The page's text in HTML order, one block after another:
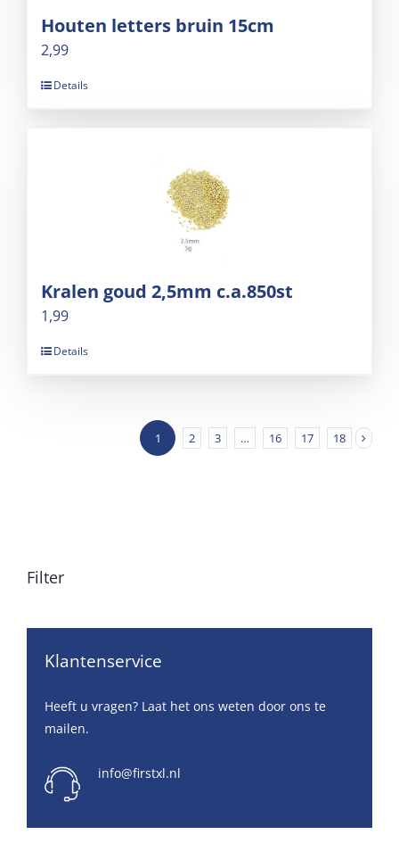
Houten letters bruin 15cm
2,99
Details
Kralen goud 2,5mm c.a.850st
1,99
Details
1 2 3 … 16 17 18
Filter
Klantenservice
Heeft u vragen? Laat het ons weten door ons te
mailen.
info@firstxl.nl